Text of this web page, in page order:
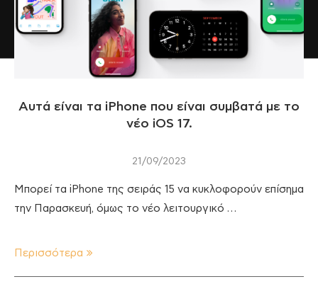
Αυτά είναι τα iPhone που είναι συμβατά με το
νέο iOS 17.
21/09/2023
Μπορεί τα iPhone της σειράς 15 να κυκλοφορούν επίσημα
την Παρασκευή, όμως το νέο λειτουργικό …
Περισσότερα